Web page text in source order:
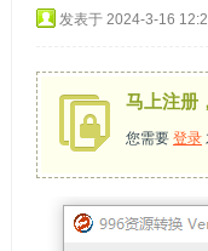
发表于 2024-3-16
马上注册
您需要 登录